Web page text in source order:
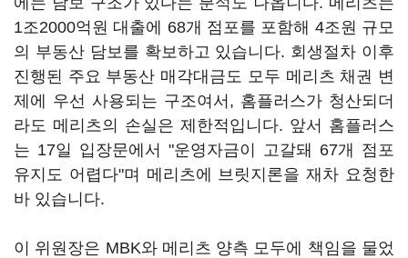
1조2000억원 대출에 68개 점포를 포함해 4조원 규모
의 부동산 담보를 확보하고 있습니다. 회생절차 이후
진행된 주요 부동산 매각대금도 모두 메리츠 채권 변
제에 우선 사용되는 구조여서, 홈플러스가 청산되더
라도 메리츠의 손실은 제한적입니다. 앞서 홈플러스
는 17일 입장문에서 "운영자금이 고갈돼 67개 점포
유지도 어렵다"며 메리츠에 브릿지론을 재차 요청한
바 있습니다.
이 위원장은 MBK와 메리츠 양측 모두에 책임을 물었